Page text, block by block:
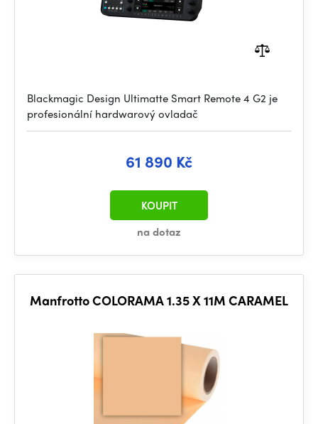
Blackmagic Design Ultimatte Smart Remote 4 G2 je
profesionální hardwarový ovladač
61 890 Kč
na dotaz
KOUPIT
Manfrotto COLORAMA 1.35 X 11M CARAMEL